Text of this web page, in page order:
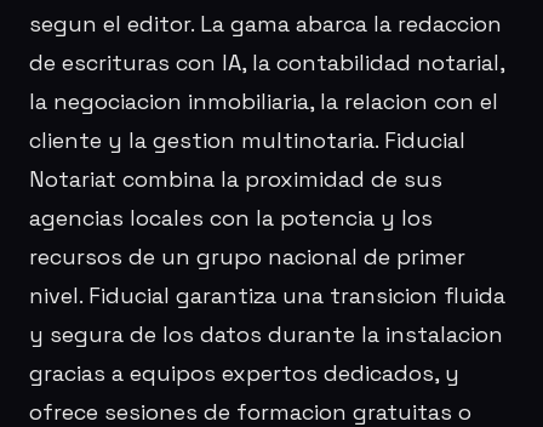
segun el editor. La gama abarca la redaccion
de escrituras con IA, la contabilidad notarial,
la negociacion inmobiliaria, la relacion con el
cliente y la gestion multinotaria. Fiducial
Notariat combina la proximidad de sus
agencias locales con la potencia y los
recursos de un grupo nacional de primer
nivel. Fiducial garantiza una transicion fluida
y segura de los datos durante la instalacion
gracias a equipos expertos dedicados, y
ofrece sesiones de formacion gratuitas o